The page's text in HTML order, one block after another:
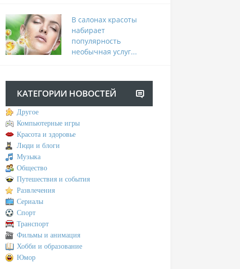
В салонах красоты
набирает
популярность
необычная услуг...
КАТЕГОРИИ НОВОСТЕЙ
Другое
Компьютерные игры
Красота и здоровье
Люди и блоги
Музыка
Общество
Путешествия и события
Развлечения
Сериалы
Спорт
Транспорт
Фильмы и анимация
Хобби и образование
Юмор